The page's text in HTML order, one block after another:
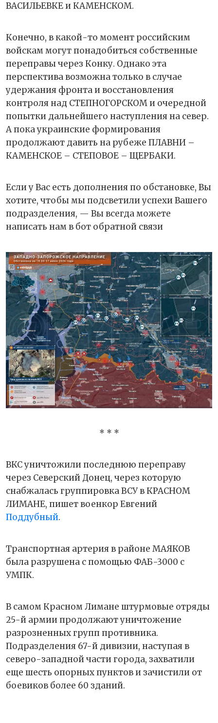
ВАСИЛЬЕВКЕ и КАМЕНСКОМ.
Конечно, в какой-то момент российским
войскам могут понадобиться собственные
переправы через Конку. Однако эта
перспектива возможна только в случае
удержания фронта и восстановления
контроля над СТЕПНОГОРСКОМ и очередной
попытки дальнейшего наступления на север.
А пока украинские формирования
продолжают давить на рубеже ПЛАВНИ –
КАМЕНСКОЕ – СТЕПОВОЕ – ЩЕРБАКИ.
Если у Вас есть дополнения по обстановке, Вы
хотите, чтобы мы подсветили успехи Вашего
подразделения, — Вы всегда можете
написать нам в бот обратной связи
* * *
ВКС уничтожили последнюю переправу
через Северский Донец, через которую
снабжалась группировка ВСУ в КРАСНОМ
ЛИМАНЕ, пишет военкор Евгений
Поддубный.
Транспортная артерия в районе МАЯКОВ
была разрушена с помощью ФАБ-3000 с
УМПК.
В самом Красном Лимане штурмовые отряды
25-й армии продолжают уничтожение
разрозненных групп противника.
Подразделения 67-й дивизии, наступая в
северо-западной части города, захватили
еще шесть опорных пунктов и зачистили от
боевиков более 60 зданий.